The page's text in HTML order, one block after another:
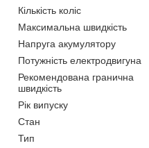
Кількість коліс
Максимальна швидкість
Напруга акумулятору
Потужність електродвигуна
Рекомендована гранична
швидкість
Рік випуску
Стан
Тип